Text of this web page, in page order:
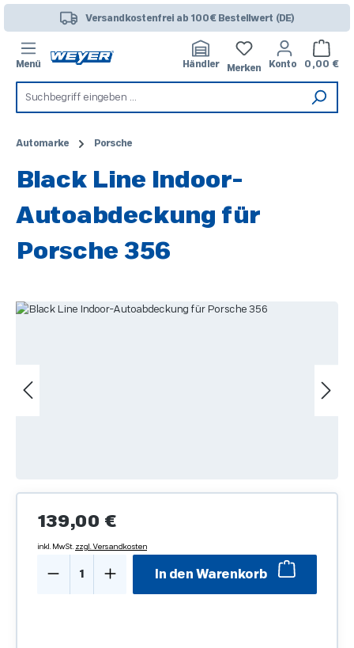
Zum Hauptinhalt springenVersandkostenfrei ab 100€ Bestellwert (DE)
Menü Händler Merken Konto 0,00 €
Automarke Porsche
Black Line Indoor-
Autoabdeckung für
Porsche 356
Bildergalerie überspringen
Regulärer Preis:
139,00 €
inkl. MwSt. zzgl. Versandkosten
Produkt Anzahl: Gib den gewünschten
In den Warenkorb